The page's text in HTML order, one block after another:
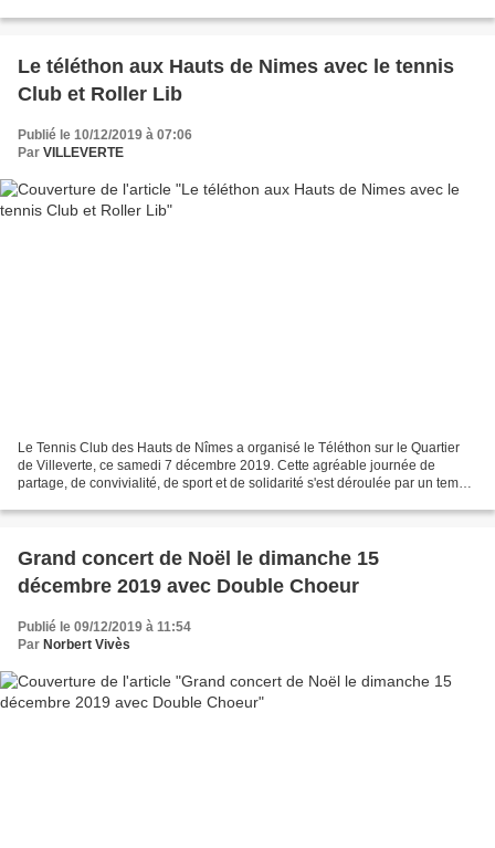
Le téléthon aux Hauts de Nimes avec le tennis
Club et Roller Lib
Publié le 10/12/2019 à 07:06
Par VILLEVERTE
Le Tennis Club des Hauts de Nîmes a organisé le Téléthon sur le Quartier
de Villeverte, ce samedi 7 décembre 2019. Cette agréable journée de
partage, de convivialité, de sport et de solidarité s'est déroulée par un temps
Grand concert de Noël le dimanche 15
décembre 2019 avec Double Choeur
Publié le 09/12/2019 à 11:54
Par Norbert Vivès